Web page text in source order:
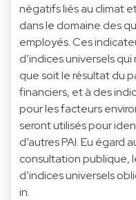
négatifs liés au climat
dans le domaine des
employés. Ces
d’indices universels
que soit le résultat du
financiers, et à des
pour les facteurs
seront utilisés pour
d’autres PAI. Eu égard
consultation publique,
d’indices universels
in.